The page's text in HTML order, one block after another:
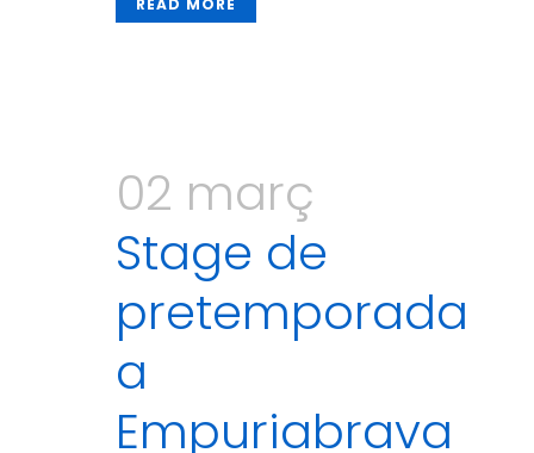
READ MORE
02 març
Stage de
pretemporada
a
Empuriabrava